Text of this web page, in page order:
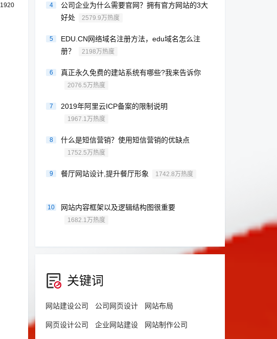
1920
4
公司企业为什么需要官网？拥有官方网站的3大
好处
2579.9万热度
5
EDU.CN网络域名注册方法，edu域名怎么注
册？
2198万热度
6 真正永久免费的建站系统有哪些?我来告诉你
2076.5万热度
7 2019年阿里云ICP备案的限制说明
1967.1万热度
8 什么是短信营销？使用短信营销的优缺点
1752.5万热度
9 餐厅网站设计,提升餐厅形象 1742.8万热度
10 网站内容框架以及逻辑结构图很重要
1682.1万热度
关键词
网站建设公司 公司网页设计 网站布局
网页设计公司 企业网站建设 网站制作公司